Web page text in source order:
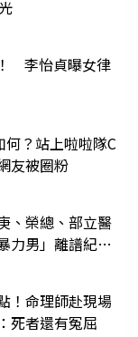
李怡貞曝女律
？站上啦啦隊C
友被圈粉
、榮總、部立醫
男」離譜紀錄
！命理師赴現場
死者還有冤屈